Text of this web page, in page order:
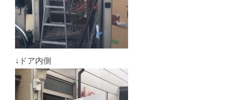
↓ドア内側